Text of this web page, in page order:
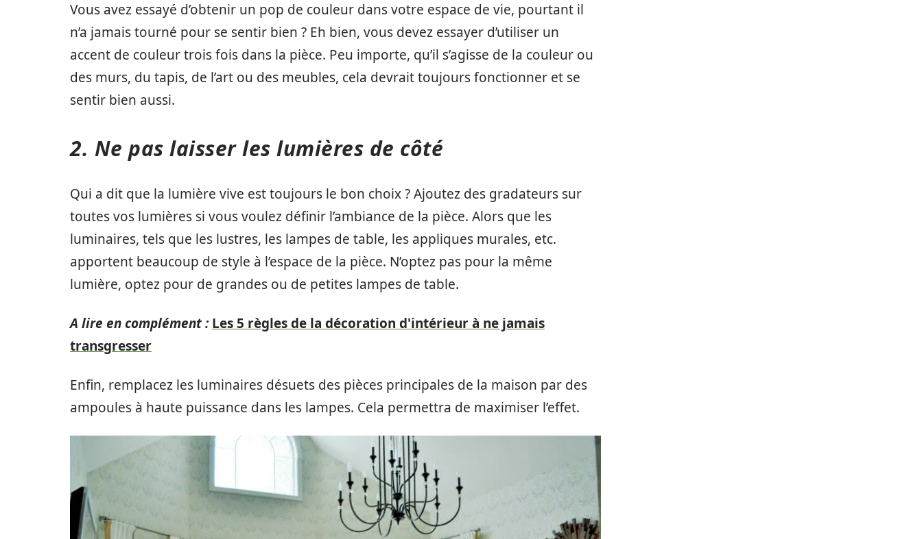
Vous avez essayé d’obtenir un pop de couleur dans votre espace de vie, pourtant il
n’a jamais tourné pour se sentir bien ? Eh bien, vous devez essayer d’utiliser un
accent de couleur trois fois dans la pièce. Peu importe, qu’il s’agisse de la couleur ou
des murs, du tapis, de l’art ou des meubles, cela devrait toujours fonctionner et se
sentir bien aussi.
2. Ne pas laisser les lumières de côté
Qui a dit que la lumière vive est toujours le bon choix ? Ajoutez des gradateurs sur
toutes vos lumières si vous voulez définir l’ambiance de la pièce. Alors que les
luminaires, tels que les lustres, les lampes de table, les appliques murales, etc.
apportent beaucoup de style à l’espace de la pièce. N’optez pas pour la même
lumière, optez pour de grandes ou de petites lampes de table.
A lire en complément : Les 5 règles de la décoration d'intérieur à ne jamais
transgresser
Enfin, remplacez les luminaires désuets des pièces principales de la maison par des
ampoules à haute puissance dans les lampes. Cela permettra de maximiser l’effet.